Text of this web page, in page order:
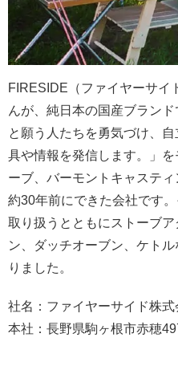
FIRESIDE（ファイヤーサイ
んが、純日本の国産ブラン
と願う人たちを勇気づけ、
具や情報を発信します。」
ーブ、バーモントキャステ
約30年前にできた会社です
取り扱うとともにストーブ
ン、ダッチオーブン、ケト
りました。
社名：ファイヤーサイド株式
本社：長野県駒ヶ根市赤穂